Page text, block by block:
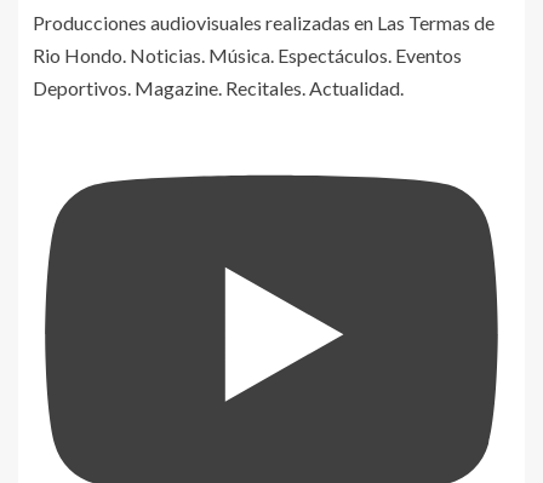
Producciones audiovisuales realizadas en Las Termas de
Rio Hondo. Noticias. Música. Espectáculos. Eventos
Deportivos. Magazine. Recitales. Actualidad.